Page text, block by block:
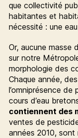
que collectivité
habitantes et
nécessité : une
Or, aucune masse
sur notre
morphologie des
Chaque année,
l’omniprésence
cours d’eau
contiennent des
ventes de
années 2010, sont